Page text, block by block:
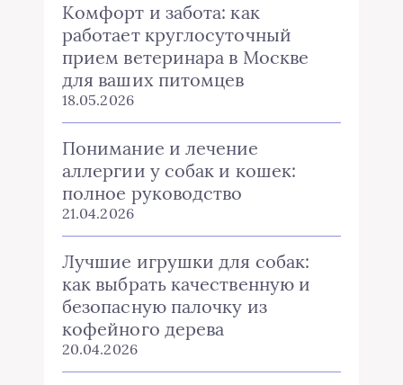
Комфорт и забота: как
работает круглосуточный
прием ветеринара в Москве
для ваших питомцев
18.05.2026
Понимание и лечение
аллергии у собак и кошек:
полное руководство
21.04.2026
Лучшие игрушки для собак:
как выбрать качественную и
безопасную палочку из
кофейного дерева
20.04.2026